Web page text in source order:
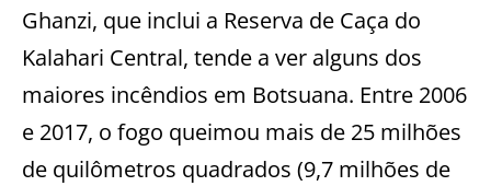
Ghanzi, que inclui a Reserva de Caça do
Kalahari Central, tende a ver alguns dos
maiores incêndios em Botsuana. Entre 2006
e 2017, o fogo queimou mais de 25 milhões
de quilômetros quadrados (9,7 milhões de